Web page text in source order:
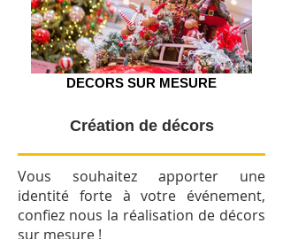
DECORS SUR MESURE
Création de décors
Vous souhaitez apporter une
identité forte à votre événement,
confiez nous la réalisation de décors
sur mesure !